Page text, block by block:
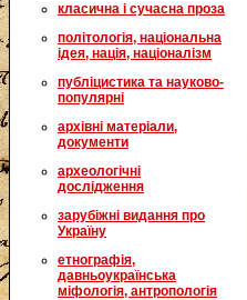
класична і сучасна проза
політологія, національна
ідея, нація, націоналізм
публіцистика та науково-
популярні
архівні матеріали,
документи
археологічні
дослідження
зарубіжні видання про
Україну
етнографія,
давньоукраїнська
міфологія, антропологія